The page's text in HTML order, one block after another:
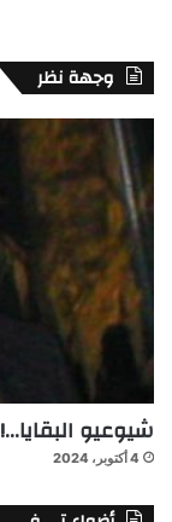
وجهة نظر
شيوعيو البقايا…!
4 أكتوبر، 2024